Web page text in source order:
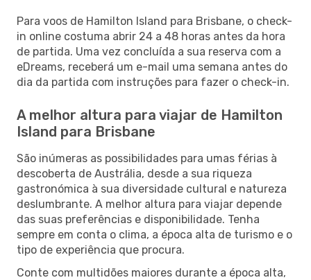
Para voos de Hamilton Island para Brisbane, o check-
in online costuma abrir 24 a 48 horas antes da hora
de partida. Uma vez concluída a sua reserva com a
eDreams, receberá um e-mail uma semana antes do
dia da partida com instruções para fazer o check-in.
A melhor altura para viajar de Hamilton
Island para Brisbane
São inúmeras as possibilidades para umas férias à
descoberta de Austrália, desde a sua riqueza
gastronómica à sua diversidade cultural e natureza
deslumbrante. A melhor altura para viajar depende
das suas preferências e disponibilidade. Tenha
sempre em conta o clima, a época alta de turismo e o
tipo de experiência que procura.
Conte com multidões maiores durante a época alta,